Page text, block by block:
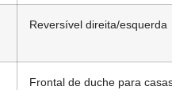
Reversível direita/esquerda
Frontal de duche para